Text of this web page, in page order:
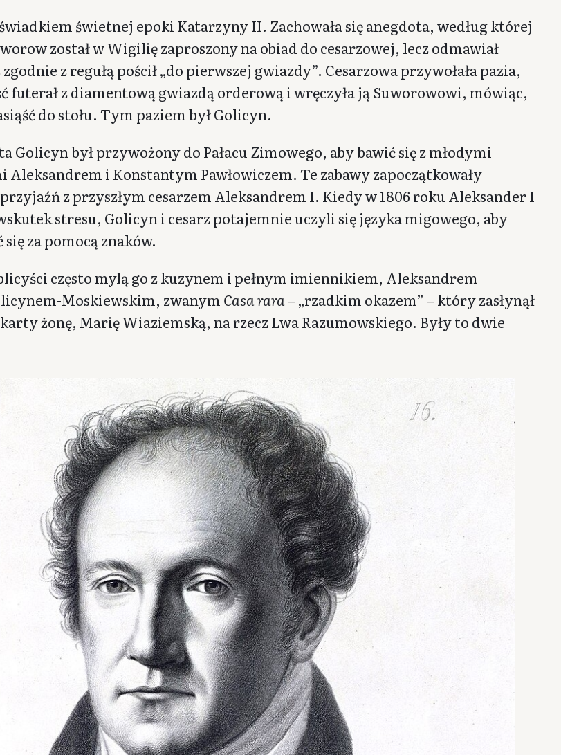
świetnej epoki Katarzyny II. Zachowała się anegdota, według której
został w Wigilię zaproszony na obiad do cesarzowej, lecz odmawiał
z regułą pościł „do pierwszej gwiazdy”. Cesarzowa przywołała pazia,
futerał z diamentową gwiazdą orderową i wręczyła ją Suworowowi, mówiąc,
do stołu. Tym paziem był Golicyn.
Golicyn był przywożony do Pałacu Zimowego, aby bawić się z młodymi
i Konstantym Pawłowiczem. Te zabawy zapoczątkowały
z przyszłym cesarzem Aleksandrem I. Kiedy w 1806 roku Aleksander I
stresu, Golicyn i cesarz potajemnie uczyli się języka migowego, aby
za pomocą znaków.
często mylą go z kuzynem i pełnym imiennikiem, Aleksandrem
Moskiewskim, zwanym Casa rara – „rzadkim okazem” – który zasłynął
żonę, Marię Wiaziemską, na rzecz Lwa Razumowskiego. Były to dwie